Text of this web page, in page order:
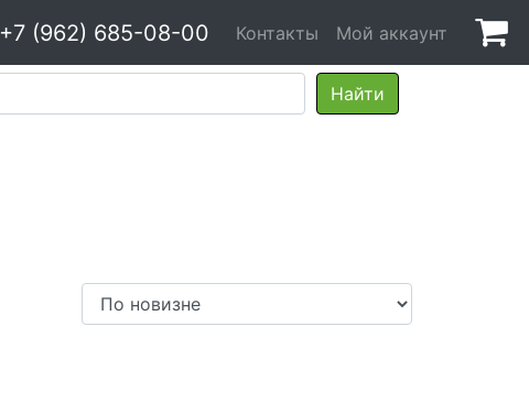
+7 (962) 685-08-00 Контакты Мой аккаунт